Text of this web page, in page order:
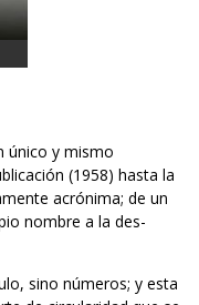
único y mismo
(1958) hasta la
acrónima; de un
nombre a la des-
sino números; y esta